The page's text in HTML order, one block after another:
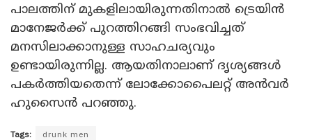
പാലത്തിന് മുകളിലായിരുന്നതിനാൽ ട്രെയിൻ
മാനേജർക്ക് പുറത്തിറങ്ങി സംഭവിച്ചത്
മനസിലാക്കാനുള്ള സാഹചര്യവും
ഉണ്ടായിരുന്നില്ല. ആയതിനാലാണ് ദൃശ്യങ്ങൾ
പകർത്തിയതെന്ന് ലോക്കോപൈലറ്റ് അൻവർ
ഹുസൈൻ പറഞ്ഞു.
Tags: drunk men